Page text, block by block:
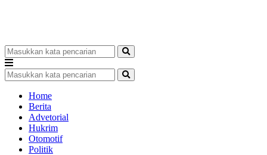
Home
Berita
Advetorial
Hukrim
Otomotif
Politik